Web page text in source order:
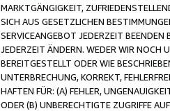
MARKTGÄNGIGKEIT,
SICH AUS GESETZLICHEN
SERVICEANGEBOT JEDERZEIT BEENDEN
JEDERZEIT ÄNDERN. WEDER WIR NOCH
BEREITGESTELLT ODER WIE
UNTERBRECHUNG, KORREKT,
HAFTEN FÜR: (A) FEHLER,
ODER (B) UNBERECHTIGTE ZUGRIFFE